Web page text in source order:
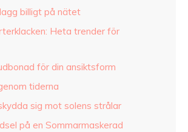
billigt på nätet
Heta trender för
för din ansiktsform
tiderna
sig mot solens strålar
på en Sommarmaskerad